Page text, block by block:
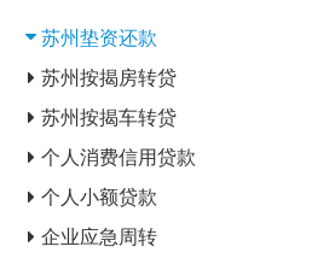
苏州垫资还款
苏州按揭房转贷
苏州按揭车转贷
个人消费信用贷款
个人小额贷款
企业应急周转